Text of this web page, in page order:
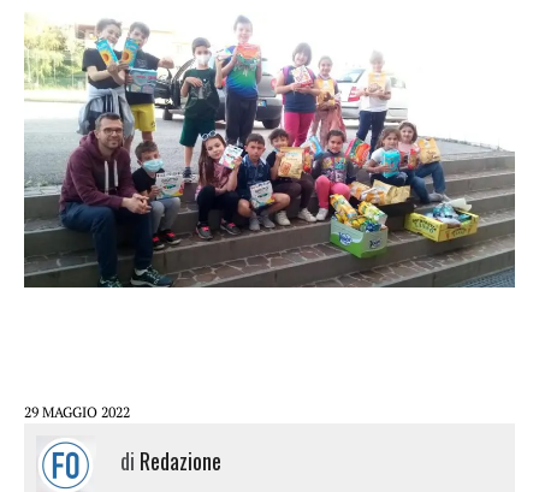
29 MAGGIO 2022
di Redazione